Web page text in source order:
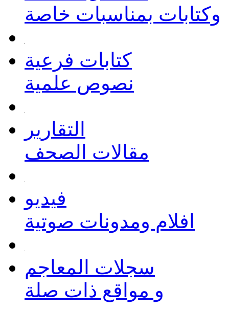
وكتابات بمناسبات خاصة
كتابات فرعية
نصوص علمية
التقارير
مقالات الصحف
فيديو
افلام ومدونات صوتية
سجلات المعاجم
و مواقع ذات صلة